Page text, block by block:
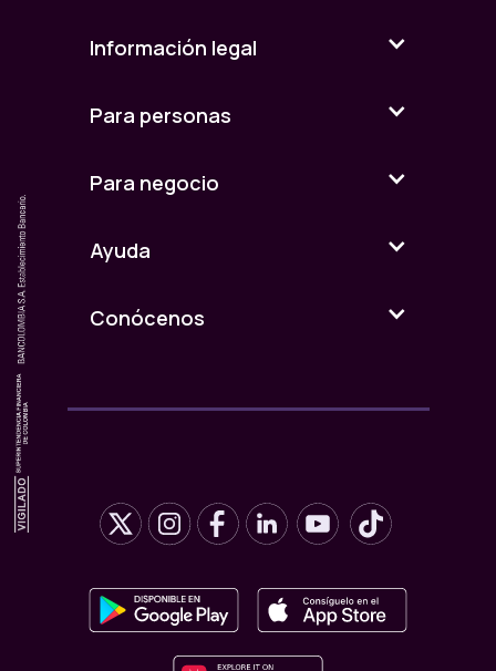
Información legal
Para personas
Para negocio
Ayuda
Conócenos